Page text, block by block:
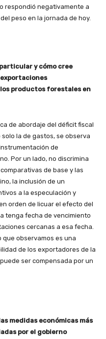
respondió negativamente a
peso en la jornada de hoy.
y cómo cree
productos forestales en
de abordaje del déficit fiscal
la de gastos, se observa
de
Por un lado, no discrimina
de base y las
la inclusión de un
a la especulación y
orden de licuar el efecto del
tenga fecha de vencimiento
cercanas a esa fecha.
que observamos es una
de los exportadores de la
ser compensada por un
medidas económicas más
por el gobierno